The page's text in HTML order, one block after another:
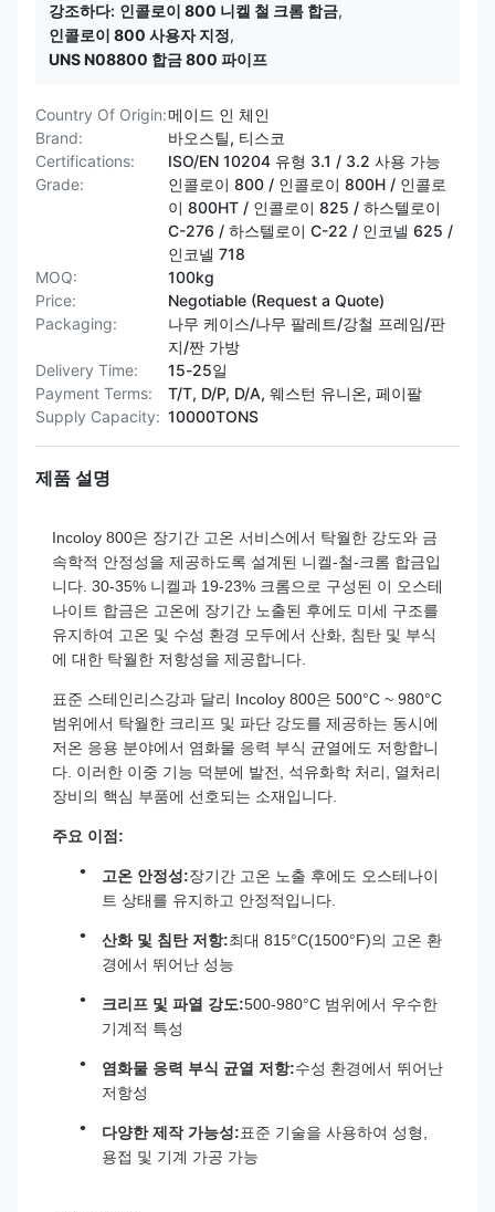
강조하다: 인콜로이 800 니켈 철 크롬 합금,
인콜로이 800 사용자 지정,
UNS N08800 합금 800 파이프
Country Of Origin:메이드 인 체인
Brand:
바오스틸, 티스코
Certifications:
ISO/EN 10204 유형 3.1 / 3.2 사용 가능
Grade:
인콜로이 800 / 인콜로이 800H / 인콜로
이 800HT / ​​인콜로이 825 / 하스텔로이
C-276 / 하스텔로이 C-22 / 인코넬 625 /
인코넬 718
MOQ:
100kg
Price:
Negotiable (Request a Quote)
Packaging:
나무 케이스/나무 팔레트/강철 프레임/판
지/짠 가방
Delivery Time:
15-25일
Payment Terms:
T/T, D/P, D/A, 웨스턴 유니온, 페이팔
Supply Capacity: 10000TONS
제품 설명
Incoloy 800은 장기간 고온 서비스에서 탁월한 강도와 금
속학적 안정성을 제공하도록 설계된 니켈-철-크롬 합금입
니다. 30-35% 니켈과 19-23% 크롬으로 구성된 이 오스테
나이트 합금은 고온에 장기간 노출된 후에도 미세 구조를
유지하여 고온 및 수성 환경 모두에서 산화, 침탄 및 부식
에 대한 탁월한 저항성을 제공합니다.
표준 스테인리스강과 달리 Incoloy 800은 500°C ~ 980°C
범위에서 탁월한 크리프 및 파단 강도를 제공하는 동시에
저온 응용 분야에서 염화물 응력 부식 균열에도 저항합니
다. 이러한 이중 기능 덕분에 발전, 석유화학 처리, 열처리
장비의 핵심 부품에 선호되는 소재입니다.
주요 이점:
고온 안정성:장기간 고온 노출 후에도 오스테나이
트 상태를 유지하고 안정적입니다.
산화 및 침탄 저항:최대 815°C(1500°F)의 고온 환
경에서 뛰어난 성능
크리프 및 파열 강도:500-980°C 범위에서 우수한
기계적 특성
염화물 응력 부식 균열 저항:수성 환경에서 뛰어난
저항성
다양한 제작 가능성:표준 기술을 사용하여 성형,
용접 및 기계 가공 가능